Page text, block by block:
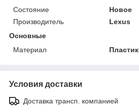
Состояние
Новое
Производитель
Lexus
Основные
Материал
Пластик
Условия доставки
Доставка трансп. компанией